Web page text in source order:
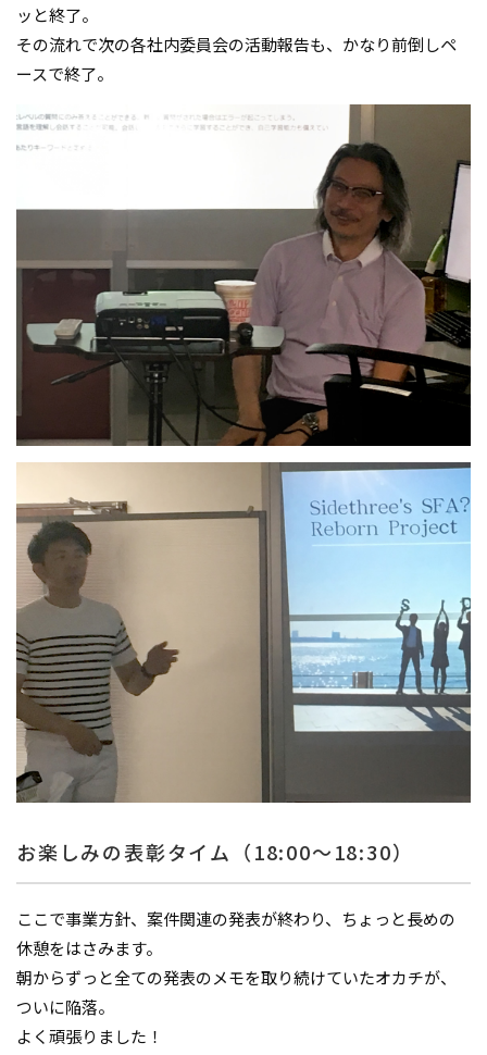
ッと終了。
その流れで次の各社内委員会の活動報告も、かなり前倒しペ
ースで終了。
お楽しみの表彰タイム（18:00～18:30）
ここで事業方針、案件関連の発表が終わり、ちょっと長めの
休憩をはさみます。
朝からずっと全ての発表のメモを取り続けていたオカチが、
ついに陥落。
よく頑張りました！